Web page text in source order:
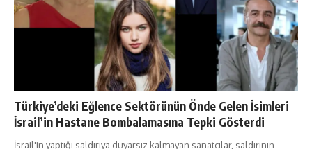
Türkiye’deki Eğlence Sektörünün Önde Gelen İsimleri
İsrail’in Hastane Bombalamasına Tepki Gösterdi
İsrail'in yaptığı saldırıya duyarsız kalmayan sanatçılar, saldırının